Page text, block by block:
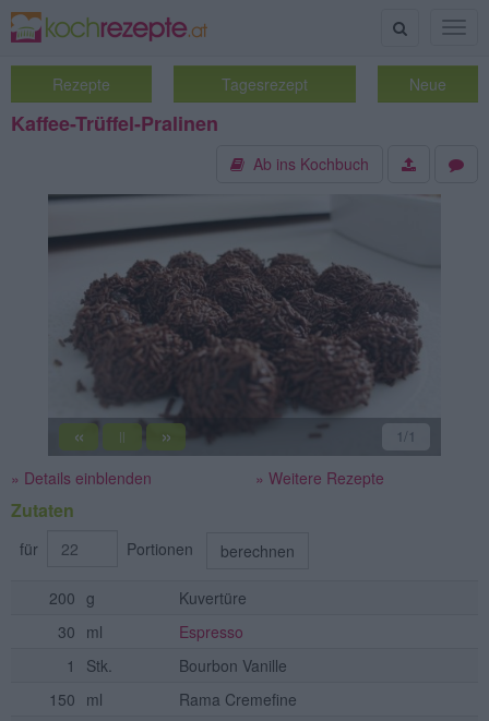
Suche
Rezepte Tagesrezept Neue
Kaffee-Trüffel-Pralinen
Ab ins Kochbuch
« || » 1/1
» Details einblenden » Weitere Rezepte
Zutaten
für Portionen berechnen
200 g
Kuvertüre
30 ml
Espresso
1
Stk.
Bourbon Vanille
150 ml
Rama Cremefine